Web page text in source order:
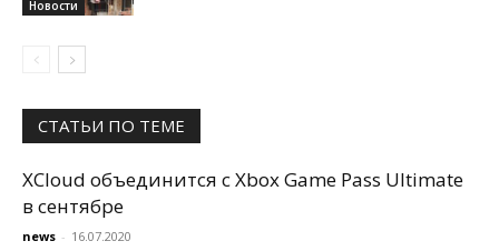
Новости
СТАТЬИ ПО ТЕМЕ
XCloud объединится с Xbox Game Pass Ultimate
в сентябре
news - 16.07.2020